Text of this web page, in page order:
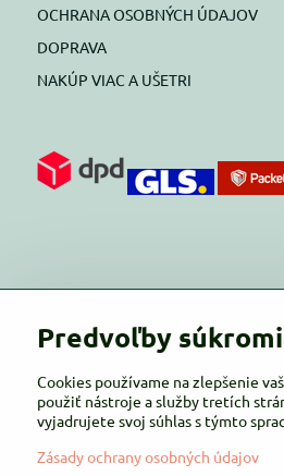
OCHRANA OSOBNÝCH ÚDAJOV
DOPRAVA
NAKÚP VIAC A UŠETRI
Predvoľby
Cookies používame na zlepšenie
použiť nástroje a služby tretích
vyjadrujete svoj súhlas s týmto
Zásady ochrany osobných údajov